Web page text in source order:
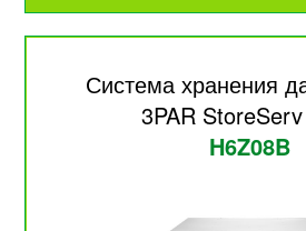
Система хранения
3PAR
H6Z08B